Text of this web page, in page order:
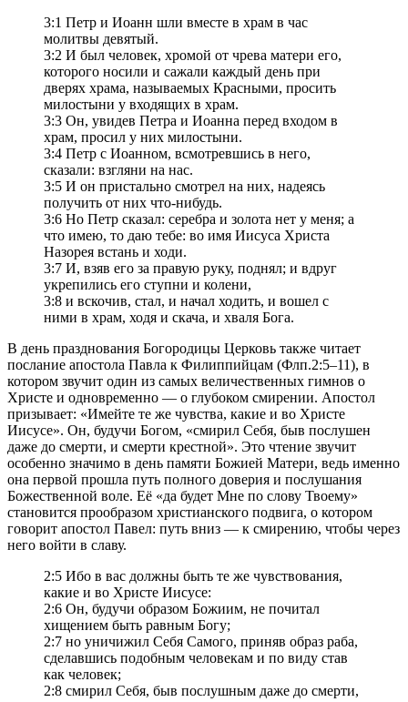
3:1 Петр и Иоанн шли вместе в храм в час
молитвы девятый.
3:2 И был человек, хромой от чрева матери его,
которого носили и сажали каждый день при
дверях храма, называемых Красными, просить
милостыни у входящих в храм.
3:3 Он, увидев Петра и Иоанна перед входом в
храм, просил у них милостыни.
3:4 Петр с Иоанном, всмотревшись в него,
сказали: взгляни на нас.
3:5 И он пристально смотрел на них, надеясь
получить от них что-нибудь.
3:6 Но Петр сказал: серебра и золота нет у меня; а
что имею, то даю тебе: во имя Иисуса Христа
Назорея встань и ходи.
3:7 И, взяв его за правую руку, поднял; и вдруг
укрепились его ступни и колени,
3:8 и вскочив, стал, и начал ходить, и вошел с
ними в храм, ходя и скача, и хваля Бога.
В день празднования Богородицы Церковь также читает
послание апостола Павла к Филиппийцам (Флп.2:5–11), в
котором звучит один из самых величественных гимнов о
Христе и одновременно — о глубоком смирении. Апостол
призывает: «Имейте те же чувства, какие и во Христе
Иисусе». Он, будучи Богом, «смирил Себя, быв послушен
даже до смерти, и смерти крестной». Это чтение звучит
особенно значимо в день памяти Божией Матери, ведь именно
она первой прошла путь полного доверия и послушания
Божественной воле. Её «да будет Мне по слову Твоему»
становится прообразом христианского подвига, о котором
говорит апостол Павел: путь вниз — к смирению, чтобы через
него войти в славу.
2:5 Ибо в вас должны быть те же чувствования,
какие и во Христе Иисусе:
2:6 Он, будучи образом Божиим, не почитал
хищением быть равным Богу;
2:7 но уничижил Себя Самого, приняв образ раба,
сделавшись подобным человекам и по виду став
как человек;
2:8 смирил Себя, быв послушным даже до смерти,